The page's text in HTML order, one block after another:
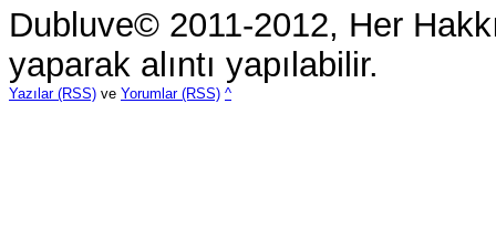
Dubluve© 2011-2012, Her
yaparak alıntı yapılabilir.
Yazılar (RSS) ve Yorumlar (RSS) ^